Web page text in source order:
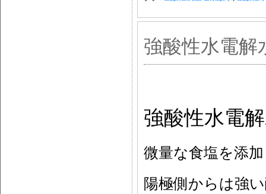
強酸性水電解
強酸性水電
微量な食塩を添
陽極側からは強